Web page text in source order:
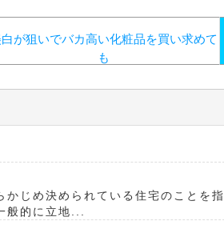
白が狙いでバカ高い化粧品を買い求めて
も
じめ決められている住宅のことを指
般的に立地...